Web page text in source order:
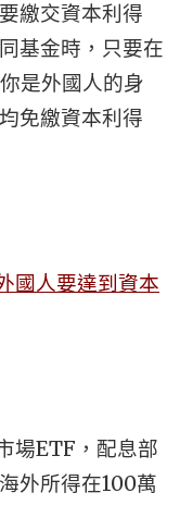
繳交資本利得
基金時，只要在
是外國人的身
免繳資本利得
國人要達到資本
場ETF，配息部
外所得在100萬